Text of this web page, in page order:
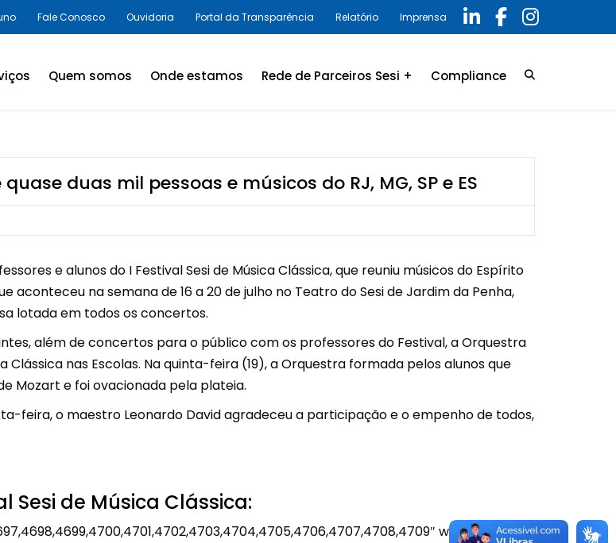
Fale Conosco Ouvidoria Portal da Transparência Relatório Imprensa
Ambientais e
Técnicos
e Cursos
e Exames
da Saúde
Móveis
In Company
Quem somos Onde estamos Rede de Parceiros Sesi + Compliance
Relatório Anual 2025 –
Programa de Compliance
duas mil pessoas e músicos do RJ, MG, SP e ES
e alunos do I Festival Sesi de Música Clássica, que reuniu músicos do Espírito
aconteceu na semana de 16 a 20 de julho no Teatro do Sesi de Jardim da Penha,
lotada em todos os concertos.
além de concertos para o público com os professores do Festival, a Orquestra
nas Escolas. Na quinta-feira (19), a Orquestra formada pelos alunos que
Mozart e foi ovacionada pela plateia.
feira, o maestro Leonardo David agradeceu a participação e o empenho de todos,
Sesi de Música Clássica:
width=”840″